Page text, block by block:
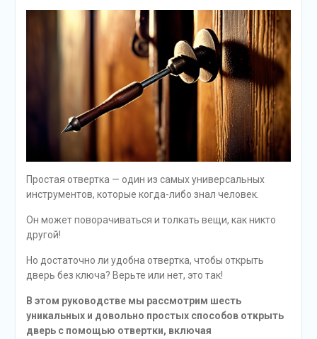
Простая отвертка — один из самых универсальных
инструментов, которые когда-либо знал человек.
Он может поворачиваться и толкать вещи, как никто
другой!
Но достаточно ли удобна отвертка, чтобы открыть
дверь без ключа? Верьте или нет, это так!
В этом руководстве мы рассмотрим шесть
уникальных и довольно простых способов открыть
дверь с помощью отвертки, включая